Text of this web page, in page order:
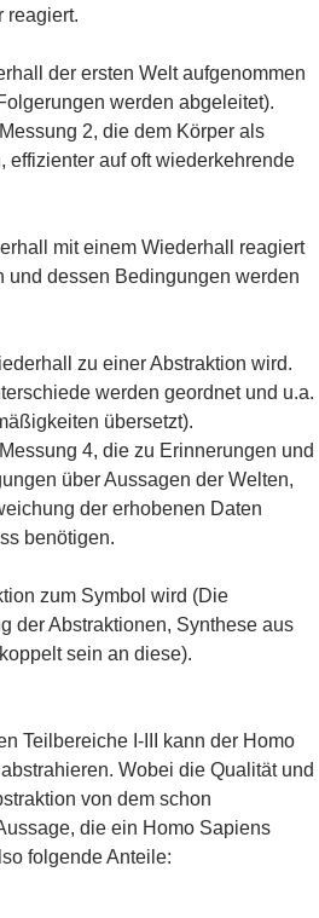
reagiert.
der ersten Welt aufgenommen
werden abgeleitet).
2, die dem Körper als
effizienter auf oft wiederkehrende
mit einem Wiederhall reagiert
und dessen Bedingungen werden
zu einer Abstraktion wird.
werden geordnet und u.a.
übersetzt).
4, die zu Erinnerungen und
über Aussagen der Welten,
der erhobenen Daten
benötigen.
zum Symbol wird (Die
der Abstraktionen, Synthese aus
sein an diese).
Teilbereiche I-III kann der Homo
Wobei die Qualität und
von dem schon
die ein Homo Sapiens
folgende Anteile: